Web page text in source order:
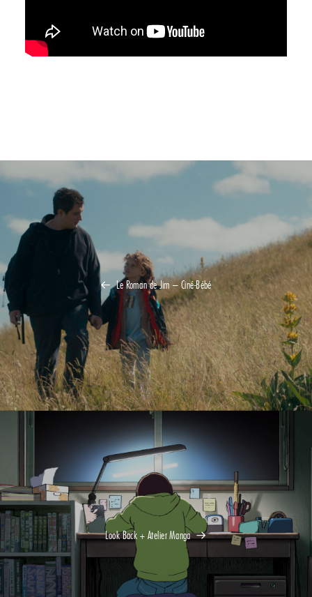
Le Roman de Jim – Ciné-Bébé
Look Back + Atelier Manga